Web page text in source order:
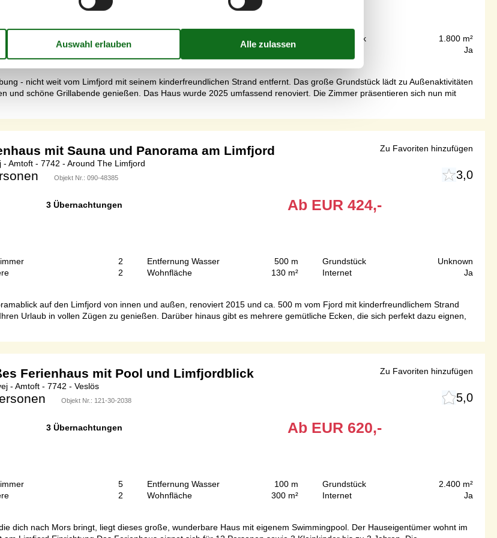
2 163 m²
Grundstück
1.800 m²
Ja
- nicht weit vom Limfjord mit seinem kinderfreundlichen Strand entfernt. Das große Grundstück lädt zu Außenaktivitäten
und schöne Grillabende genießen. Das Haus wurde 2025 umfassend renoviert. Die Zimmer präsentieren sich nun mit
mit Sauna und Panorama am Limfjord
- Amtoft - 7742 - Around The Limfjord
Objekt Nr.: 090-48385 3,0
3 Übernachtungen Ab EUR 424,-
2
2
Entfernung Wasser
500 m
Wohnfläche
130 m²
Grundstück
Unknown
Internet
Ja
auf den Limfjord von innen und außen, renoviert 2015 und ca. 500 m vom Fjord mit kinderfreundlichem Strand
Urlaub in vollen Zügen zu genießen. Darüber hinaus gibt es mehrere gemütliche Ecken, die sich perfekt dazu eignen,
Zu Favoriten hinzufügen
Ferienhaus mit Pool und Limfjordblick
- Amtoft - 7742 - Veslös
Objekt Nr.: 121-30-2038 5,0
3 Übernachtungen Ab EUR 620,-
5
2
Entfernung Wasser
100 m
Wohnfläche
300 m²
Grundstück
2.400 m²
Internet
Ja
dich nach Mors bringt, liegt dieses große, wunderbare Haus mit eigenem Swimmingpool. Der Hauseigentümer wohnt im
Zu Favoriten hinzufügen